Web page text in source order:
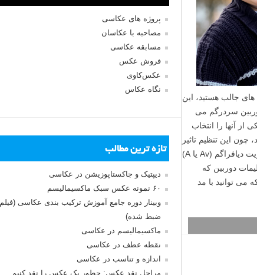
های جالب هستید، این
سردرگم می
از آنها را انتخاب
این تنظیم تاثیر
بسیار زیادی بر عکس های شما دارد. وقتی چیزهایی که حالت عکاسی یا مُد نوردهی اولویت دیافراگم (Av یا A)
دوربین که
توانید با مد
پروژه های عکاسی
مصاحبه با عکاسان
مسابقه عکاسی
فروش عکس
عکس‌کاوی
نگاه عکاس
تازه ترین مطالب
دیپتیک و جاکستا‌پوزیشن در عکاسی
۶۰ نمونه عکس سبک ماکسیمالیسم
وبینار دوره جامع آموزش ترکیب بندی عکاسی (فیلم
ضبط شده)
ماکسیمالیسم در عکاسی
نقطه عطف در عکاسی
اندازه و تناسب در عکاسی
مراحل نقد عکس: چطور یک عکس را نقد کنیم